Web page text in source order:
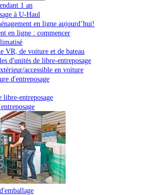
1 an
à U-Haul
en ligne aujourd’hui!
en ligne : commencer
VR, de voiture et de bateau
d'unités de libre-entreposage
accessible en voiture
d'entreposage
libre-entreposage